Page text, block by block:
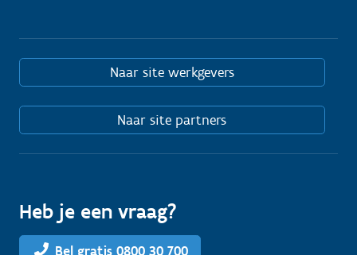
Naar site werkgevers
Naar site partners
Heb je een vraag?
Bel gratis 0800 30 700